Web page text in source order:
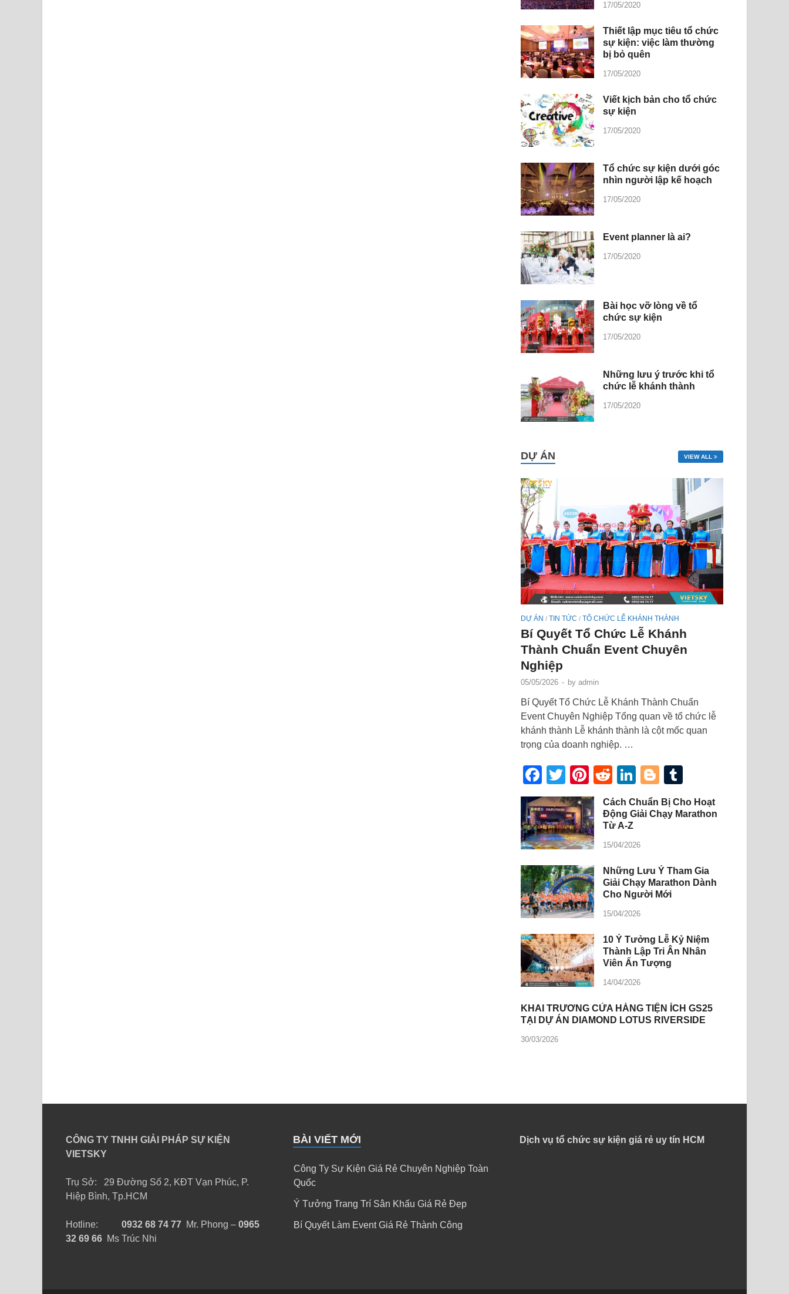
17/05/2020
Thiết lập mục tiêu tổ chức
sự kiện: việc làm thường
bị bỏ quên
17/05/2020
Viết kịch bản cho tổ chức
sự kiện
17/05/2020
Tổ chức sự kiện dưới góc
nhìn người lập kế hoạch
17/05/2020
Event planner là ai?
17/05/2020
Bài học vỡ lòng về tổ
chức sự kiện
17/05/2020
Những lưu ý trước khi tổ
chức lễ khánh thành
17/05/2020
DỰ ÁN VIEW ALL
DỰ ÁN / TIN TỨC / TỔ CHỨC LỄ KHÁNH THÀNH
Bí Quyết Tổ Chức Lễ Khánh
Thành Chuẩn Event Chuyên
Nghiệp
05/05/2026 - byadmin
Bí Quyết Tổ Chức Lễ Khánh Thành Chuẩn
Event Chuyên Nghiệp Tổng quan về tổ chức lễ
khánh thành Lễ khánh thành là cột mốc quan
trọng của doanh nghiệp. …
Facebook
Twitter
Pinterest
RedditLinkedIn
Blogger
Cách Chuẩn Bị Cho Hoạt
Động Giải Chạy Marathon
Từ A-Z
15/04/2026
Những Lưu Ý Tham Gia
Giải Chạy Marathon Dành
Cho Người Mới
15/04/2026
10 Ý Tưởng Lễ Kỷ Niệm
Thành Lập Tri Ân Nhân
Viên Ấn Tượng
14/04/2026
KHAI TRƯƠNG CỬA HÀNG TIỆN ÍCH GS25
TẠI DỰ ÁN DIAMOND LOTUS RIVERSIDE
30/03/2026
CÔNG TY TNHH GIẢI PHÁP SỰ KIỆN
VIETSKY
Trụ Sở: 29 Đường Số 2, KĐT Vạn Phúc, P.
Hiệp Bình, Tp.HCM
Hotline: 0932 68 74 77 Mr. Phong – 0965
32 69 66 Ms Trúc Nhi
BÀI VIẾT MỚI
Công Ty Sự Kiện Giá Rẻ Chuyên Nghiệp Toàn
Quốc
Ý Tưởng Trang Trí Sân Khấu Giá Rẻ Đẹp
Bí Quyết Làm Event Giá Rẻ Thành Công
Dịch vụ tổ chức sự kiện giá rẻ uy tín HCM